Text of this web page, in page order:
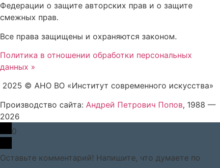
Федерации о защите авторских прав и о защите
смежных прав.
Все права защищены и охраняются законом.
Политика в отношении обработки персональных
данных »
2025 © АНО ВО «Институт современного искусства»
Производство сайта: Андрей Петрович Попов, 1988 —
2026
0
Оставьте комментарий! Напишите, что думаете по